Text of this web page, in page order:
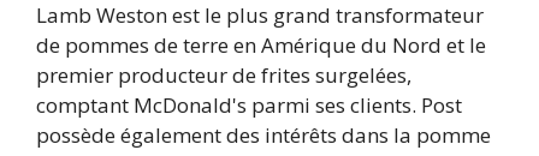
Lamb Weston est le plus grand transformateur
de pommes de terre en Amérique du Nord et le
premier producteur de frites surgelées,
comptant McDonald's parmi ses clients. Post
possède également des intérêts dans la pomme